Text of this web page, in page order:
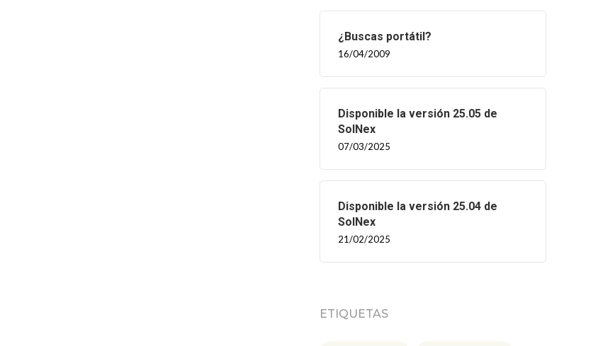
¿Buscas portátil?
16/04/2009
Disponible la versión 25.05 de
SolNex
07/03/2025
Disponible la versión 25.04 de
SolNex
21/02/2025
ETIQUETAS